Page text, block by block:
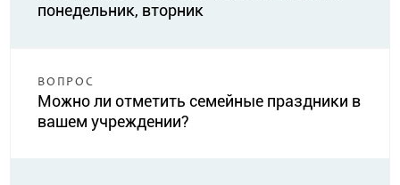
понедельник, вторник
ВОПРОС
Можно ли отметить семейные праздники в
вашем учреждении?